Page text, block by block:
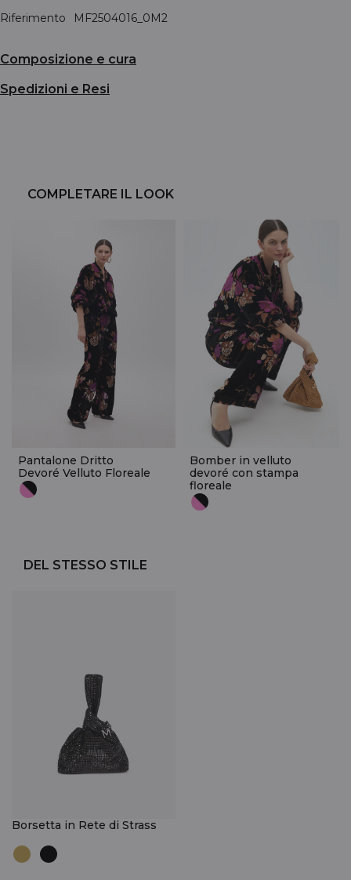
Riferimento
MF2504016_0M2
Composizione e cura
Spedizioni e Resi
COMPLETARE IL LOOK
Pantalone Dritto
Devoré Velluto Floreale
Bomber in velluto
devoré con stampa
floreale
DEL STESSO STILE
Borsetta in Rete di Strass